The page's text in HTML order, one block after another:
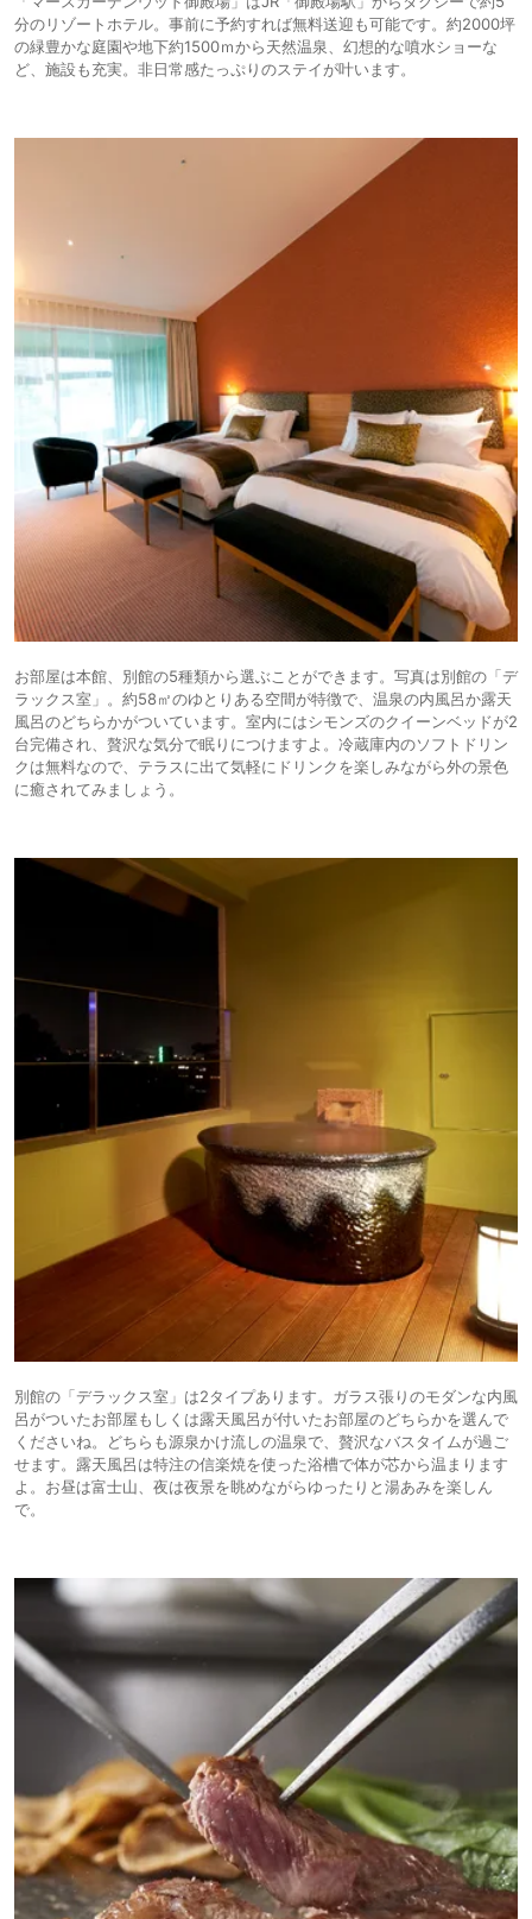
分のリゾートホテル。事前に予約すれば無料送迎も可能です。約2000坪
の緑豊かな庭園や地下約1500ｍから天然温泉、幻想的な噴水ショーな
ど、施設も充実。非日常感たっぷりのステイが叶います。
お部屋は本館、別館の5種類から選ぶことができます。写真は別館の「デ
ラックス室」。約58㎡のゆとりある空間が特徴で、温泉の内風呂か露天
風呂のどちらかがついています。室内にはシモンズのクイーンベッドが2
台完備され、贅沢な気分で眠りにつけますよ。冷蔵庫内のソフトドリン
クは無料なので、テラスに出て気軽にドリンクを楽しみながら外の景色
に癒されてみましょう。
別館の「デラックス室」は2タイプあります。ガラス張りのモダンな内風
呂がついたお部屋もしくは露天風呂が付いたお部屋のどちらかを選んで
くださいね。どちらも源泉かけ流しの温泉で、贅沢なバスタイムが過ご
せます。露天風呂は特注の信楽焼を使った浴槽で体が芯から温まります
よ。お昼は富士山、夜は夜景を眺めながらゆったりと湯あみを楽しん
で。